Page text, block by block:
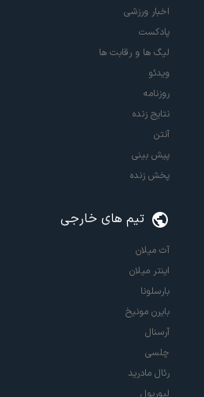
اخبار ورزشی
پادکست
لیگ ها و رقابت ها
ویدئو
روزنامه
نتایج زنده
آنتن
پیش بینی
پخش زنده
تیم های خارجی
آث میلان
اینتر میلان
بارسلونا
بایرن مونیخ
آرسنال
چلسی
رئال مادرید
لیورپول